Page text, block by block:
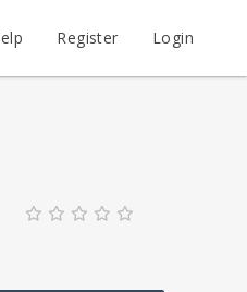
Register Login